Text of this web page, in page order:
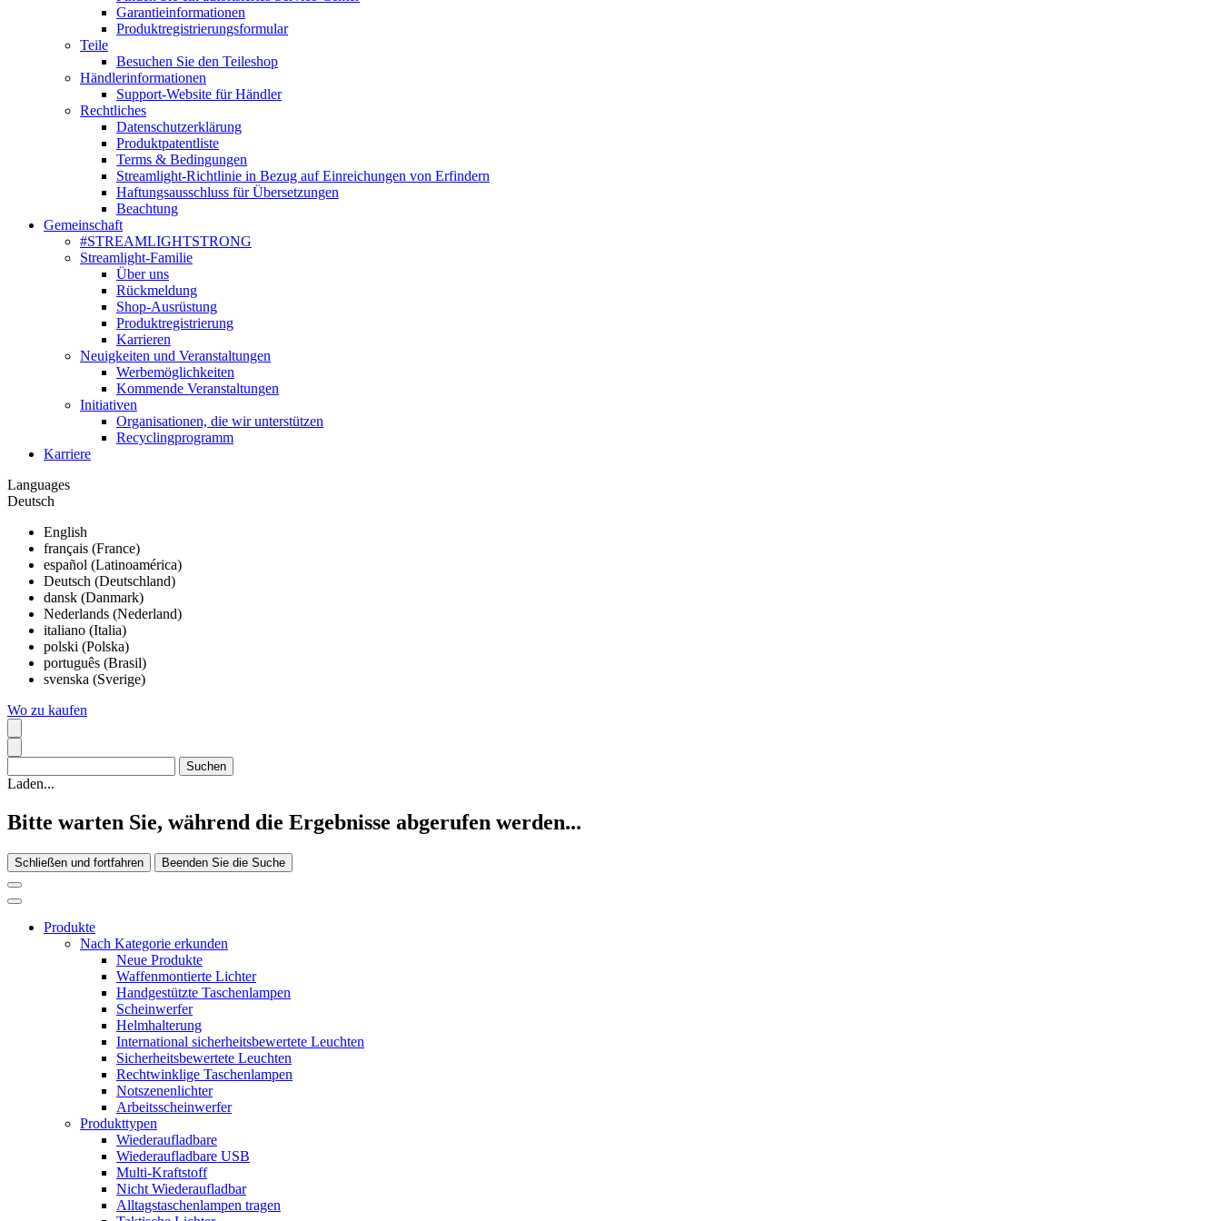
Garantieinformationen
Produktregistrierungsformular
Teile
Besuchen Sie den Teileshop
Händlerinformationen
Support-Website für Händler
Rechtliches
Datenschutzerklärung
Produktpatentliste
Terms & Bedingungen
Streamlight-Richtlinie in Bezug auf Einreichungen von Erfindern
Haftungsausschluss für Übersetzungen
Beachtung
Gemeinschaft
#STREAMLIGHTSTRONG
Streamlight-Familie
Über uns
Rückmeldung
Shop-Ausrüstung
Produktregistrierung
Karrieren
Neuigkeiten und Veranstaltungen
Werbemöglichkeiten
Kommende Veranstaltungen
Initiativen
Organisationen, die wir unterstützen
Recyclingprogramm
Karriere
Languages
Deutsch
English
français (France)
español (Latinoamérica)
Deutsch (Deutschland)
dansk (Danmark)
Nederlands (Nederland)
italiano (Italia)
polski (Polska)
português (Brasil)
svenska (Sverige)
Wo zu kaufen
Laden...
Bitte warten Sie, während die Ergebnisse abgerufen werden...
Schließen und fortfahren Beenden Sie die Suche
Produkte
Nach Kategorie erkunden
Neue Produkte
Waffenmontierte Lichter
Handgestützte Taschenlampen
Scheinwerfer
Helmhalterung
International sicherheitsbewertete Leuchten
Sicherheitsbewertete Leuchten
Rechtwinklige Taschenlampen
Notszenenlichter
Arbeitsscheinwerfer
Produkttypen
Wiederaufladbare
Wiederaufladbare USB
Multi-Kraftstoff
Nicht Wiederaufladbar
Alltagstaschenlampen tragen